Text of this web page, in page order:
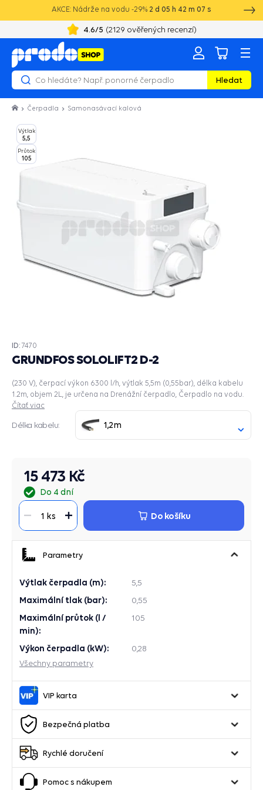
AKCE: Nádrže na vodu -29% 2 d 05 h 42 m 07 s
4.6/5 (2129ověřených recenzí)
20 let zkušeností s vodotechnikou
Hledat
Čerpadla Samonasávací kalová
Výtlak
5,5
Průtok
105
GRUNDFOS SOLOLIFT2 D-2
ID: 7470
(230 V), čerpací výkon 6300 l/h, výtlak 5,5m (0,55bar), délka kabelu
1.2m, objem 2L, je určena na Drenážní čerpadlo, Čerpadlo na vodu.
Čítať viac
Délka kabelu: 1,2m
Do 4 dní
15 473 Kč
1 ks Do košíku
Parametry
Výtlak čerpadla (m): 5,5
Maximální tlak (bar): 0,55
Maximální průtok (l /
min):
105
Výkon čerpadla (kW):
0,28
Všechny parametry
VIP karta
Bezpečná platba
Rychlé doručení
Pomoc s nákupem